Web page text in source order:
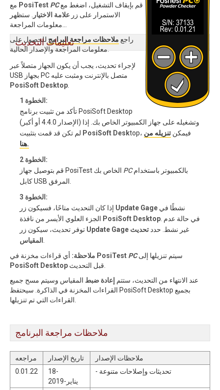
PosiTest PCقم بإيقاف التشغيل، اضغط مع
الاستمرار على زر علامة الاختيار
. ستظهر
راجع ملاحظات مراجعة البرامج للحصول على
معلومات المراجعة والإصدار الحالية.
تعليمات التحديث
لإجراء تحديث، يجب أن يكون الجهاز متصلاً عبر
USB بجهاز PC متصل بالإنترنت ومثبت عليه
PosiSoft Desktop
الخطوة 1:
تأكد من تثبيت برنامج PosiSoft Desktop
(الإصدار 4.4.0 أو أكبر) وتشغيله على جهاز الكمبيوتر الخاص بك. إذا
PosiSoft Desk top، فيمكن تنزيله من
هنا.
الخطوة 2:
PCبالكمبيوتر باستخدام
الخطوة 3:
Update Gage
PosiSoft Desktop
Update Gage غير نشط. حدد تحديث
المقياس
ملاحظة: PosiTest PC سيتم تنزيلها إلى
PosiSoft Desktop
عند الانتهاء من التحديث، ستتم إعادة ضبط المقياس وسيتم مسح جميع
القراءات المخزنة في الذاكرة. سيحتفظ PosiSoft Desktop بجميع
ملاحظات مراجعة البرنامج
مراجعه تاريخ الإصدار
ملاحظات الإصدار
0.01.22
18-
يناير-2019
- تحديثات وإصلاحات متنوعة